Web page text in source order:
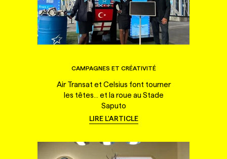
CAMPAGNES ET CRÉATIVITÉ
Air Transat et Celsius font tourner
les têtes... et la roue au Stade
Saputo
LIRE L'ARTICLE